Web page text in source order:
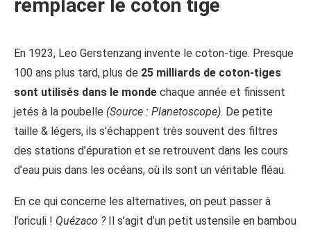
remplacer le coton tige
En 1923, Leo Gerstenzang invente le coton-tige. Presque
100 ans plus tard, plus de 25 milliards de coton-tiges
sont utilisés dans le monde chaque année et finissent
jetés à la poubelle (Source : Planetoscope). De petite
taille & légers, ils s’échappent très souvent des filtres
des stations d’épuration et se retrouvent dans les cours
d’eau puis dans les océans, où ils sont un véritable fléau.
En ce qui concerne les alternatives, on peut passer à
l’oriculi ! Quézaco ?Il s’agit d’un petit ustensile en bambou